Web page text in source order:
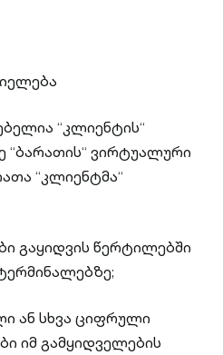
“კლიენტის“
ვირტუალური
“კლიენტმა“
გაყიდვის წერტილებში
ან სხვა ციფრული
იმ გამყიდველების